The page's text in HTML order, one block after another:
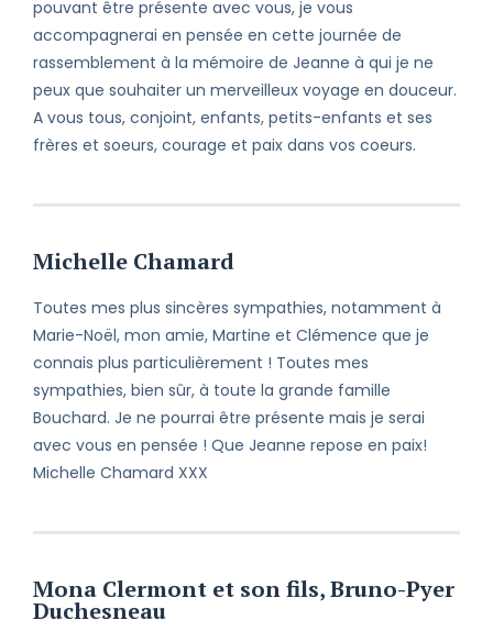
pouvant être présente avec vous, je vous
accompagnerai en pensée en cette journée de
rassemblement à la mémoire de Jeanne à qui je ne
peux que souhaiter un merveilleux voyage en douceur.
A vous tous, conjoint, enfants, petits-enfants et ses
frères et soeurs, courage et paix dans vos coeurs.
Michelle Chamard
Toutes mes plus sincères sympathies, notamment à
Marie-Noël, mon amie, Martine et Clémence que je
connais plus particulièrement ! Toutes mes
sympathies, bien sûr, à toute la grande famille
Bouchard. Je ne pourrai être présente mais je serai
avec vous en pensée ! Que Jeanne repose en paix!
Michelle Chamard XXX
Mona Clermont et son fils, Bruno-Pyer
Duchesneau